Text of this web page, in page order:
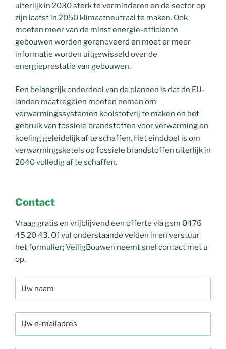
uiterlijk in 2030 sterk te verminderen en de sector op
zijn laatst in 2050 klimaatneutraal te maken. Ook
moeten meer van de minst energie-efficiënte
gebouwen worden gerenoveerd en moet er meer
informatie worden uitgewisseld over de
energieprestatie van gebouwen.
Een belangrijk onderdeel van de plannen is dat de EU-
landen maatregelen moeten nemen om
verwarmingssystemen koolstofvrij te maken en het
gebruik van fossiele brandstoffen voor verwarming en
koeling geleidelijk af te schaffen. Het einddoel is om
verwarmingsketels op fossiele brandstoffen uiterlijk in
2040 volledig af te schaffen.
Contact
Vraag gratis en vrijblijvend een offerte via gsm 0476
45 20 43. Of vul onderstaande velden in en verstuur
het formulier; VeiligBouwen neemt snel contact met u
op.